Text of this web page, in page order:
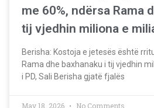
me 60%, ndërsa Rama
tij vjedhin miliona e
Berisha: Kostoja e jetesës është
Rama dhe baxhanaku i tij vjedhin
i PD, Sali Berisha gjatë fjalës
May 18, 2026 No Comments